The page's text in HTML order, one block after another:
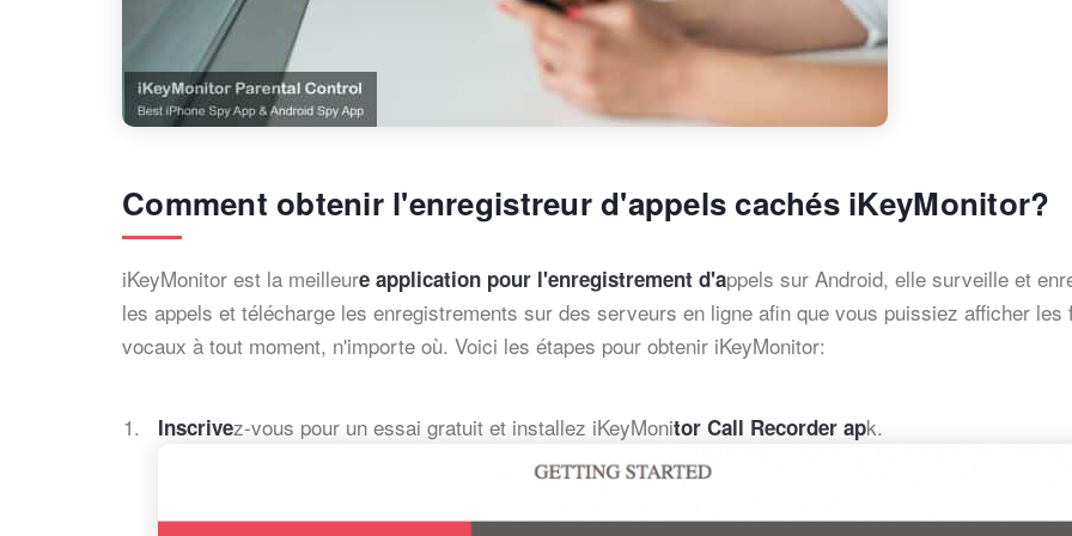
Comment obtenir l'enregistreur d'appels cachés iKeyMonitor?
iKeyMonitor est la meilleure application pour l'enregistrement d'appels sur Android, elle surveille et
les appels et télécharge les enregistrements sur des serveurs en ligne afin que vous puissiez afficher les
vocaux à tout moment, n'importe où. Voici les étapes pour obtenir iKeyMonitor:
Inscrivez-vous pour un essai gratuit et installez iKeyMonitor Call Recorder apk.